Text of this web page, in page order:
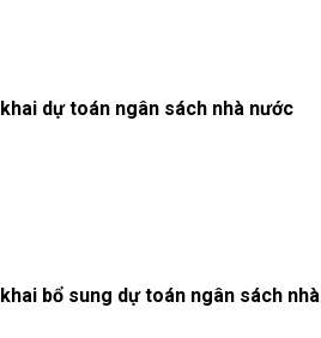
dự toán ngân sách nhà nước
bổ sung dự toán ngân sách nhà